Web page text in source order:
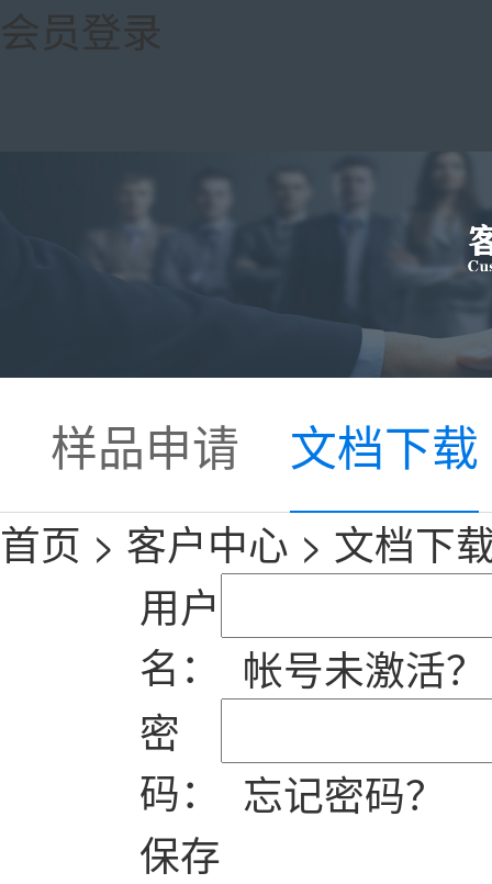
样品申请 文档下载
首页 > 客户中心 > 文档下
会员登录
用户
名：
帐号未激活？
密
码：
忘记密码？
保存